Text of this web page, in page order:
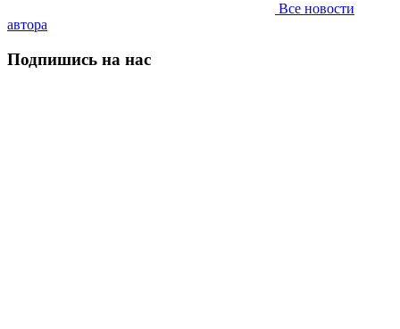
Все новости
автора
Подпишись на нас